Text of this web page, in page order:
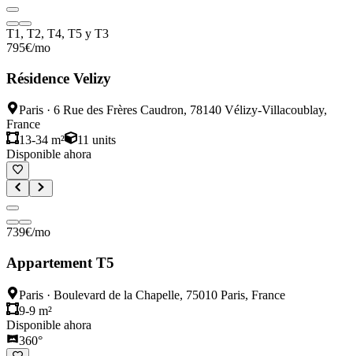
T1, T2, T4, T5 y T3
795€/mo
Résidence Velizy
Paris · 6 Rue des Frères Caudron, 78140 Vélizy-Villacoublay,
France
13-34 m²
11 units
Disponible ahora
739€/mo
Appartement T5
Paris · Boulevard de la Chapelle, 75010 Paris, France
9-9 m²
Disponible ahora
360°